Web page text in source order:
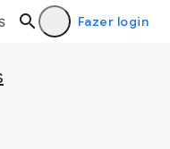
Fazer login